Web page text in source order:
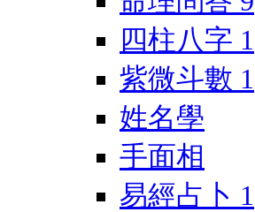
四柱八字 1
紫微斗數 1
姓名學
手面相
易經占卜 1